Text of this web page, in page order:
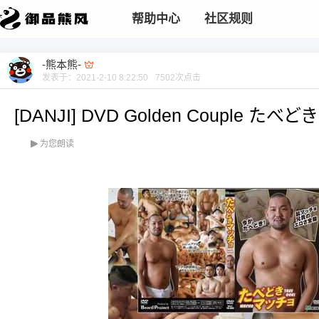
帮助中心 社区规则
-熊本熊-
发表于： 2021-2-10 8:22:50 7502次点击
[DANJI] DVD Golden Couple たべど
为您朗读